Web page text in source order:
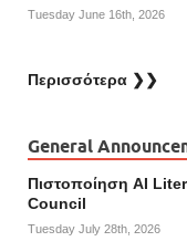
Tuesday June 16th, 2026
Περισσότερα ❯❯
General
Πιστοποίηση AI
Council
Tuesday July 28th, 2026